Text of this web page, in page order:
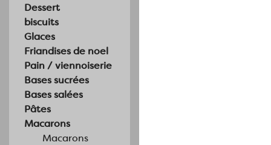
Dessert
biscuits
Glaces
Friandises de noel
Pain / viennoiserie
Bases sucrées
Bases salées
Pâtes
Macarons
Macarons